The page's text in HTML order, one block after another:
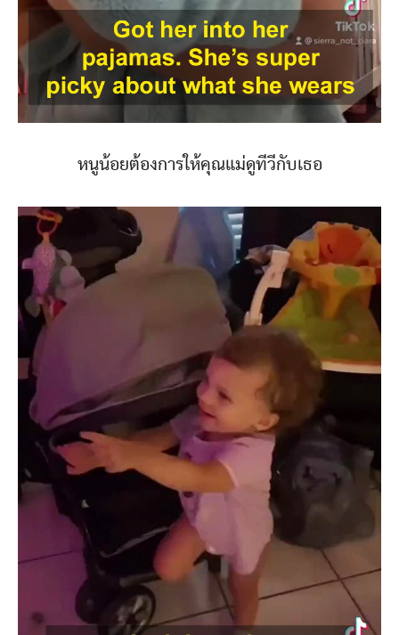
หนูน้อยต้องการให้คุณแม่ดูทีวีกับเธอ